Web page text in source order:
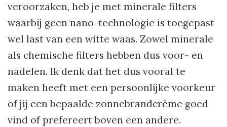
veroorzaken, heb je met minerale filters
waarbij geen nano-technologie is toegepast
wel last van een witte waas. Zowel minerale
als chemische filters hebben dus voor- en
nadelen. Ik denk dat het dus vooral te
maken heeft met een persoonlijke voorkeur
of jij een bepaalde zonnebrandcrème goed
vind of prefereert boven een andere.